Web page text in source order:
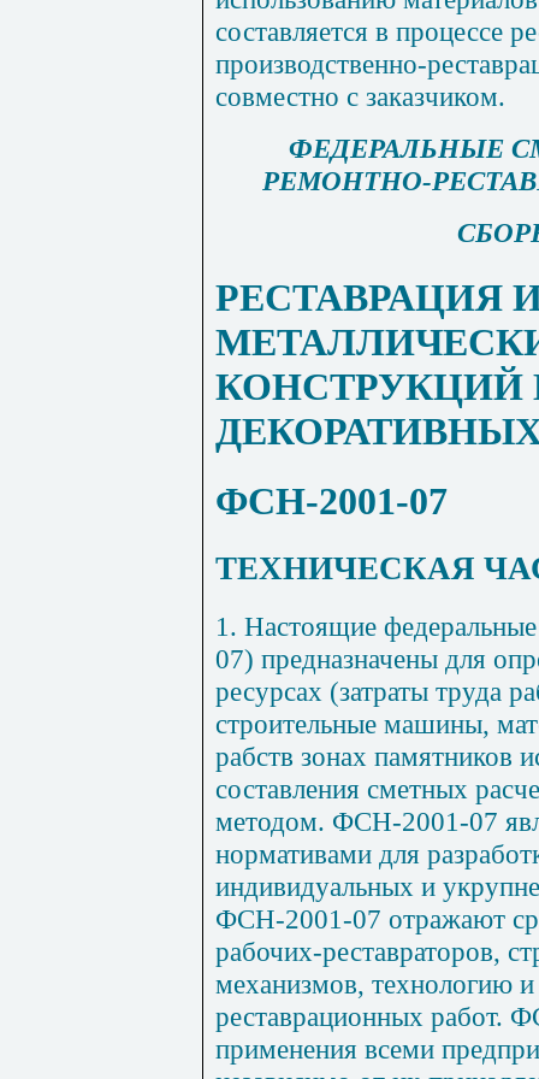
составляется в процессе
производственно-
совместно с заказчиком.
ФЕДЕРАЛЬНЫЕ
РЕМОНТНО-
РЕСТАВРАЦИЯ
КОНСТРУКЦИЙ
ФСН-2001-07
ТЕХНИЧЕСКАЯ
1. Настоящие
07) предназначены для
ресурсах (затраты труда
строительные машины,
рабств зонах памятников
составления сметных
методом. ФСН-2001-07
нормативами для
индивидуальных и
ФСН-2001-07 отражают
рабочих-реставраторов,
механизмов, технологию
реставрационных работ.
применения всеми